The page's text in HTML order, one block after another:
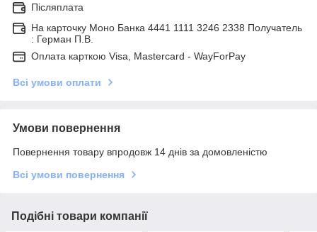
Післяплата
На карточку Моно Банка 4441 1111 3246 2338 Получатель
: Герман П.В.
Оплата карткою Visa, Mastercard - WayForPay
Всі умови оплати
Умови повернення
Повернення товару впродовж 14 днів за домовленістю
Всі умови повернення
Подібні товари компанії